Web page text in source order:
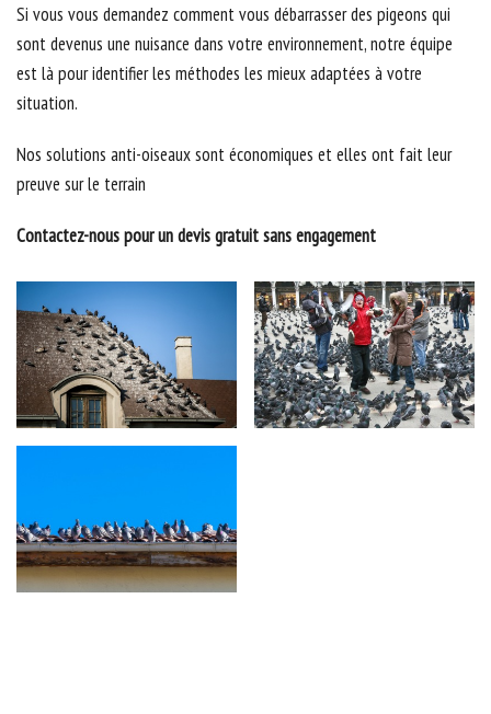
Si vous vous demandez comment vous débarrasser des pigeons qui
sont devenus une nuisance dans votre environnement, notre équipe
est là pour identifier les méthodes les mieux adaptées à votre
situation.
Nos solutions anti-oiseaux sont économiques et elles ont fait leur
preuve sur le terrain
Contactez-nous pour un devis gratuit sans engagement